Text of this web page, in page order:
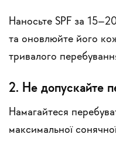
Наносьте SPF за
та оновлюйте його
тривалого
2. Не допускайте
Намагайтеся
максимальної